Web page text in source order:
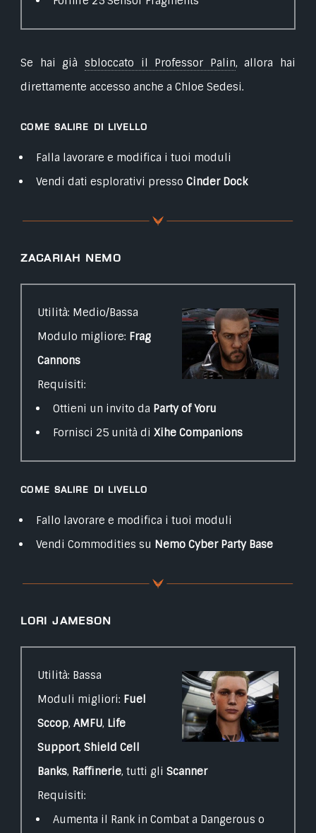
Se hai già sbloccato il Professor Palin, allora hai
direttamente accesso anche a Chloe Sedesi.
Come salire di livello
Falla lavorare e modifica i tuoi moduli
Vendi dati esplorativi pressoCinder Dock
Zacariah Nemo
Utilità: Medio/Bassa
Modulo migliore: Frag
Cannons
Requisiti:
Ottieni un invito da Party of Yoru
Fornisci 25 unità diXihe Companions
Come salire di livello
Fallo lavorare e modifica i tuoi moduli
Vendi Commodities su Nemo Cyber Party Base
Lori Jameson
Utilità: Bassa
Moduli migliori: Fuel
Sccop,AMFU, Life
Support,Shield Cell
Banks, Raffinerie, tutti gliScanner
Requisiti:
Aumenta il Rank in Combat a Dangerous o